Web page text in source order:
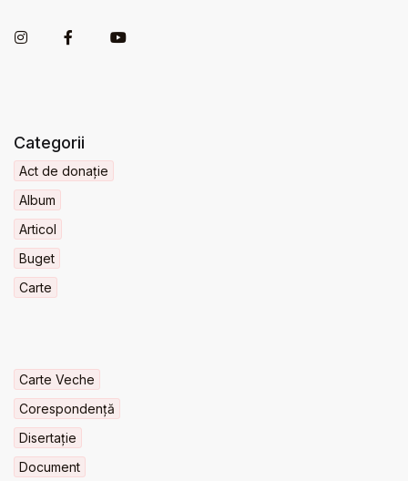
Categorii
Act de donație
Album
Articol
Buget
Carte
Carte Veche
Corespondență
Disertație
Document